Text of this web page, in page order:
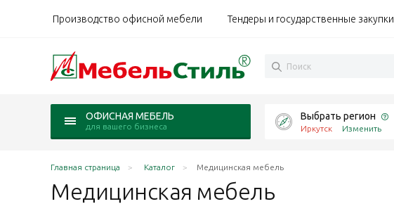
Производство офисной мебели Тендеры и государственные закупки
ОФИСНАЯ МЕБЕЛЬ
для вашего бизнеса
Выбрать регион
Иркутск Изменить
Главная страница Каталог Медицинская мебель
Медицинская мебель